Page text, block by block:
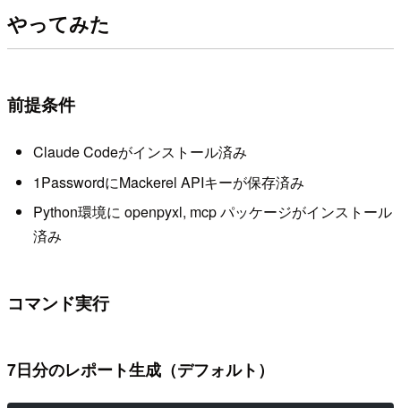
やってみた
前提条件
Claude Codeがインストール済み
1PasswordにMackerel APIキーが保存済み
Python環境に openpyxl, mcp パッケージがインストール
済み
コマンド実行
7日分のレポート生成（デフォルト）